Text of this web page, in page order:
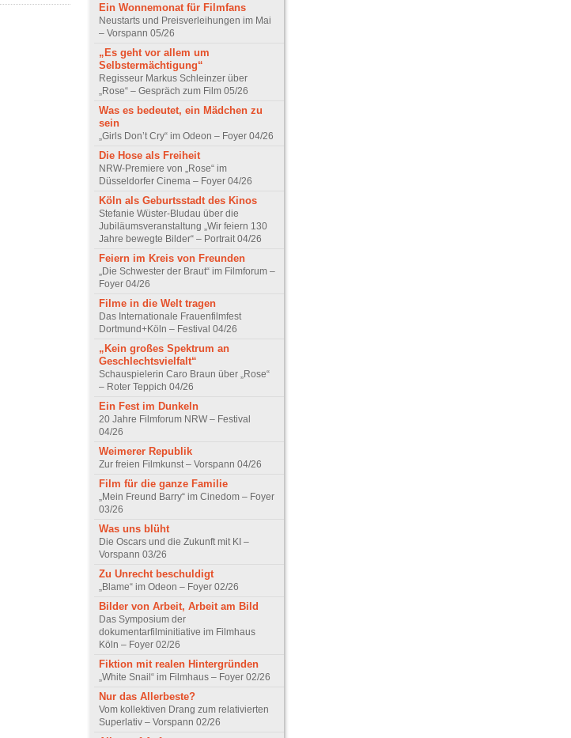
Ein Wonnemonat für Filmfans
Neustarts und Preisverleihungen im Mai
– Vorspann 05/26
„Es geht vor allem um
Selbstermächtigung“
Regisseur Markus Schleinzer über
„Rose“ – Gespräch zum Film 05/26
Was es bedeutet, ein Mädchen zu
sein
„Girls Don’t Cry“ im Odeon – Foyer 04/26
Die Hose als Freiheit
NRW-Premiere von „Rose“ im
Düsseldorfer Cinema – Foyer 04/26
Köln als Geburtsstadt des Kinos
Stefanie Wüster-Bludau über die
Jubiläumsveranstaltung „Wir feiern 130
Jahre bewegte Bilder“ – Portrait 04/26
Feiern im Kreis von Freunden
„Die Schwester der Braut“ im Filmforum –
Foyer 04/26
Filme in die Welt tragen
Das Internationale Frauenfilmfest
Dortmund+Köln – Festival 04/26
„Kein großes Spektrum an
Geschlechtsvielfalt“
Schauspielerin Caro Braun über „Rose“
– Roter Teppich 04/26
Ein Fest im Dunkeln
20 Jahre Filmforum NRW – Festival
04/26
Weimerer Republik
Zur freien Filmkunst – Vorspann 04/26
Film für die ganze Familie
„Mein Freund Barry“ im Cinedom – Foyer
03/26
Was uns blüht
Die Oscars und die Zukunft mit KI –
Vorspann 03/26
Zu Unrecht beschuldigt
„Blame“ im Odeon – Foyer 02/26
Bilder von Arbeit, Arbeit am Bild
Das Symposium der
dokumentarfilminitiative im Filmhaus
Köln – Foyer 02/26
Fiktion mit realen Hintergründen
„White Snail“ im Filmhaus – Foyer 02/26
Nur das Allerbeste?
Vom kollektiven Drang zum relativierten
Superlativ – Vorspann 02/26